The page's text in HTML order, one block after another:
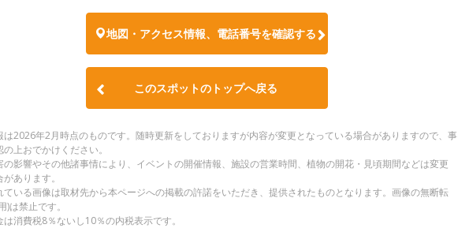
地図・アクセス情報、電話番号を確認する
このスポットのトップへ戻る
2026年2月時点のものです。随時更新をしておりますが内容が変更となっている場合がありますので、事
上おでかけください。
影響やその他諸事情により、イベントの開催情報、施設の営業時間、植物の開花・見頃期間などは変更
あります。
いる画像は取材先から本ページへの掲載の許諾をいただき、提供されたものとなります。画像の無断転
)は禁止です。
消費税8％ないし10％の内税表示です。